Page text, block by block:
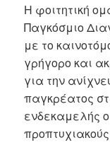
Η φοιτητική
Παγκόσμιο
με το
γρήγορο και
για την
παγκρέατος
ενδεκαμελής